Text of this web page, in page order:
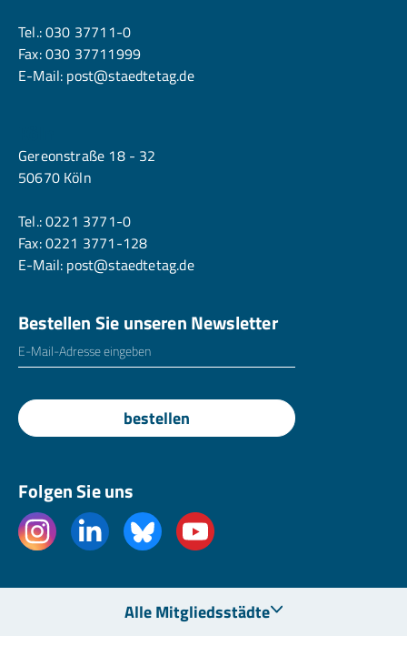
Tel.:030 37711-0
Fax: 030 37711999
E-Mail: post@staedtetag.de
Gereonstraße 18 - 32
50670 Köln
Tel.:0221 3771-0
Fax: 0221 3771-128
E-Mail: post@staedtetag.de
Bestellen Sie unseren Newsletter
E-Mailadresse
bestellen
Folgen Sie uns
Alle Mitgliedsstädte